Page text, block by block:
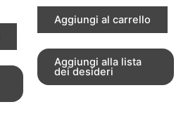
Aggiungi al carrello
Aggiungi alla lista
dei desideri